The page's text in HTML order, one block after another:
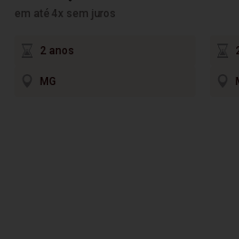
em até 4x sem juros
2 anos
MG